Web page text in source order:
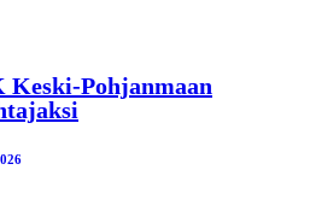
Pohjanmaan